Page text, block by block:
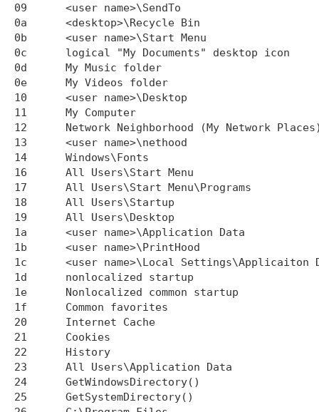
09	<user name>\SendTo
0a	<desktop>\Recycle Bin
0b	<user name>\Start Menu
0c	logical "My Documents" desktop icon
0d	My Music folder
0e	My Videos folder
10	<user name>\Desktop
11	My Computer
12	Network Neighborhood (My Network Places)
13	<user name>\nethood
14	Windows\Fonts
16	All Users\Start Menu
17	All Users\Start Menu\Programs
18	All Users\Startup
19	All Users\Desktop
1a	<user name>\Application Data
1b	<user name>\PrintHood
1c	<user name>\Local Settings\Applicaiton Data (nonroaming)
1d 	nonlocalized startup
1e	Nonlocalized common startup
1f	Common favorites
20	Internet Cache
21	Cookies
22	History
23	All Users\Application Data
24	GetWindowsDirectory()
25	GetSystemDirectory()